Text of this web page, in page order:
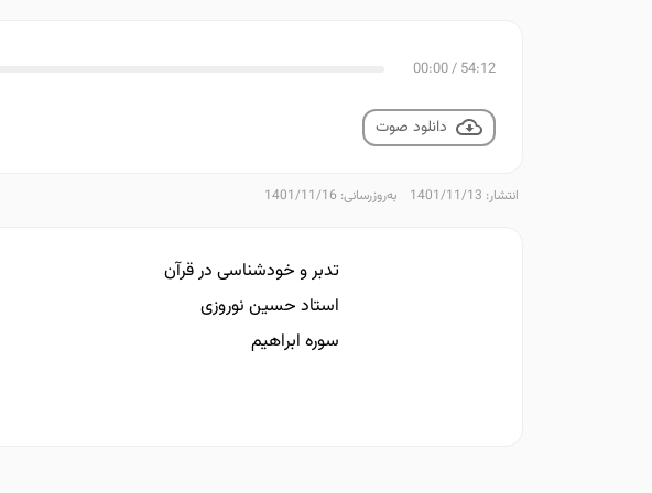
54:12
/
00:00
دانلود صوت
انتشار: 1401/11/13 به‌روزرسانی: 1401/11/16
تدبر و خودشناسی در قرآن
استاد حسین نوروزی
سوره ابراهیم